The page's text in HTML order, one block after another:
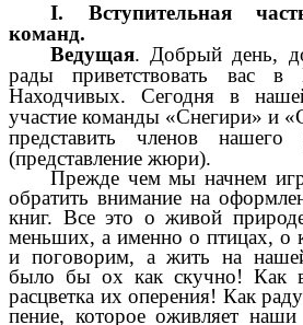
I. Вступительная
команд.
Ведущая. Добрый день,
рады приветствовать вас
Находчивых. Сегодня в
участие команды «Снегири» и
представить членов
(представление жюри).
Прежде чем мы начнем
обратить внимание на
книг. Все это о живой
меньших, а именно о птицах, о
и поговорим, а жить на
было бы ох как скучно! Как
расцветка их оперения! Как
пение, которое оживляет